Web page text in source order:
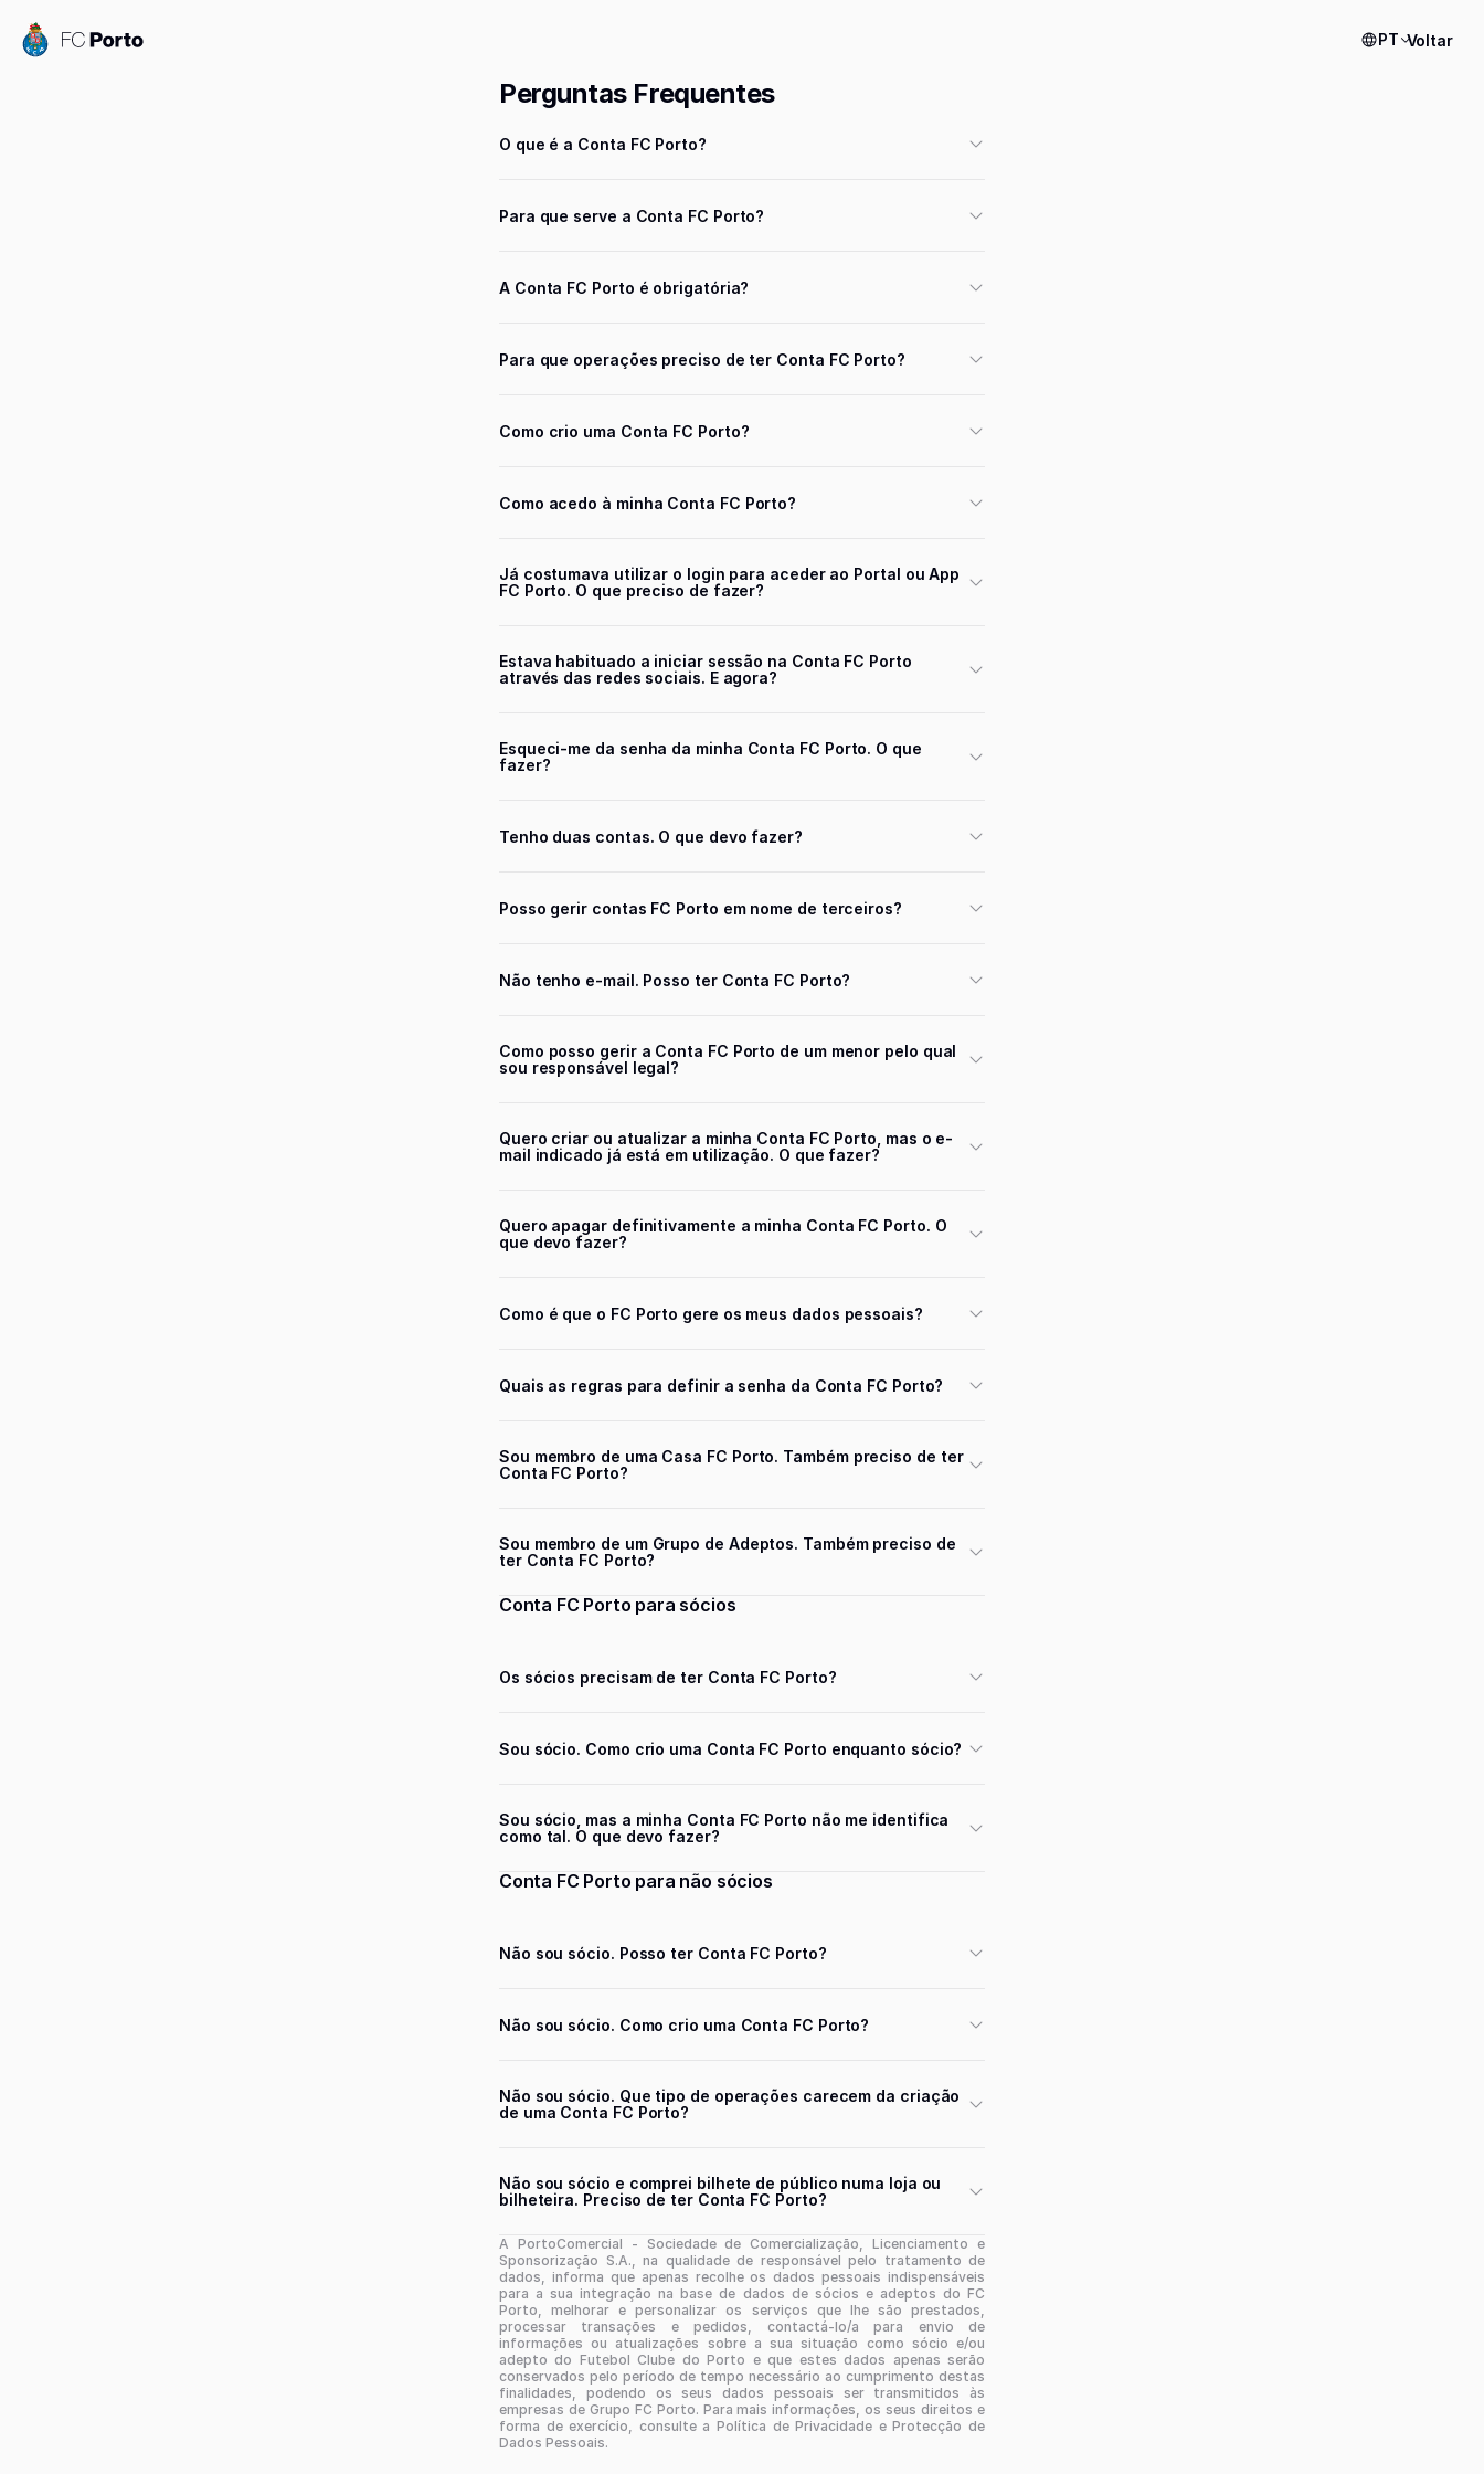
PT Voltar
Perguntas Frequentes
O que é a Conta FC Porto?
Para que serve a Conta FC Porto?
A Conta FC Porto é obrigatória?
Para que operações preciso de ter Conta FC Porto?
Como crio uma Conta FC Porto?
Como acedo à minha Conta FC Porto?
Já costumava utilizar o login para aceder ao Portal ou App
FC Porto. O que preciso de fazer?
Estava habituado a iniciar sessão na Conta FC Porto
através das redes sociais. E agora?
Esqueci-me da senha da minha Conta FC Porto. O que
fazer?
Tenho duas contas. O que devo fazer?
Posso gerir contas FC Porto em nome de terceiros?
Não tenho e-mail. Posso ter Conta FC Porto?
Como posso gerir a Conta FC Porto de um menor pelo qual
sou responsável legal?
Quero criar ou atualizar a minha Conta FC Porto, mas o e-
mail indicado já está em utilização. O que fazer?
Quero apagar definitivamente a minha Conta FC Porto. O
que devo fazer?
Como é que o FC Porto gere os meus dados pessoais?
Quais as regras para definir a senha da Conta FC Porto?
Sou membro de uma Casa FC Porto. Também preciso de ter
Conta FC Porto?
Sou membro de um Grupo de Adeptos. Também preciso de
ter Conta FC Porto?
Conta FC Porto para sócios
Os sócios precisam de ter Conta FC Porto?
Sou sócio. Como crio uma Conta FC Porto enquanto sócio?
Sou sócio, mas a minha Conta FC Porto não me identifica
como tal. O que devo fazer?
Conta FC Porto para não sócios
Não sou sócio. Posso ter Conta FC Porto?
Não sou sócio. Como crio uma Conta FC Porto?
Não sou sócio. Que tipo de operações carecem da criação
de uma Conta FC Porto?
Não sou sócio e comprei bilhete de público numa loja ou
bilheteira. Preciso de ter Conta FC Porto?
A PortoComercial - Sociedade de Comercialização, Licenciamento e
Sponsorização S.A., na qualidade de responsável pelo tratamento de
dados, informa que apenas recolhe os dados pessoais indispensáveis
para a sua integração na base de dados de sócios e adeptos do FC
Porto, melhorar e personalizar os serviços que lhe são prestados,
processar transações e pedidos, contactá-lo/a para envio de
informações ou atualizações sobre a sua situação como sócio e/ou
adepto do Futebol Clube do Porto e que estes dados apenas serão
conservados pelo período de tempo necessário ao cumprimento destas
finalidades, podendo os seus dados pessoais ser transmitidos às
empresas de Grupo FC Porto. Para mais informações, os seus direitos e
forma de exercício, consulte a Política de Privacidade e Protecção de
Dados Pessoais.